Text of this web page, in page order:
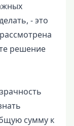
- это
решение
сумму к